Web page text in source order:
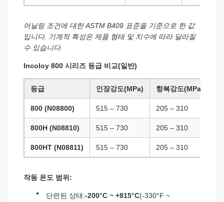
어닐링 조건에 대한 ASTM B409 표준을 기준으로 한 값
입니다. 기계적 특성은 제품 형태 및 치수에 따라 달라질
수 있습니다.
Incoloy 800 시리즈 등급 비교(일반)
등급 인장강도(MPa) 항복강도(MPa)
800 (N08800) 515 – 730 205 – 310
800H (N08810) 515 – 730 205 – 310
800HT (N08811) 515 – 730 205 – 310
작동 온도 범위:
단련된 상태:-200°C ~ +815°C(-330°F ~